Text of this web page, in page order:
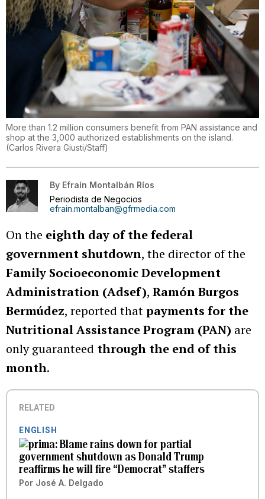
More than 1.2 million consumers benefit from PAN assistance and
shop at the 3,000 authorized establishments on the island.
(Carlos Rivera Giusti/Staff)
By Efraín Montalbán Ríos
Periodista de Negocios
efrain.montalban@gfrmedia.com
On the eighth day of the federal
government shutdown, the director of the
Family Socioeconomic Development
Administration (Adsef), Ramón Burgos
Bermúdez, reported thatpayments for the
Nutritional Assistance Program (PAN) are
only guaranteed through the end of this
month.
RELATED
ENGLISH
Blame rains down for partial
government shutdown as Donald Trump
reaffirms he will fire “Democrat” staffers
Por José A. Delgado